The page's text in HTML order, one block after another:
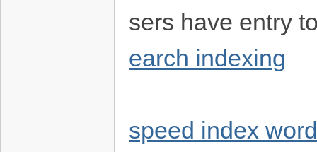
sers have entry
earch indexing
speed index